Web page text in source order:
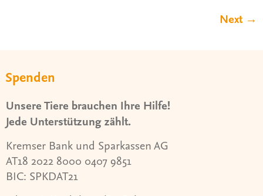
Next →
Spenden
Unsere Tiere brauchen Ihre Hilfe!
Jede Unterstützung zählt.
Kremser Bank und Sparkassen AG
AT18 2022 8000 0407 9851
BIC: SPKDAT21